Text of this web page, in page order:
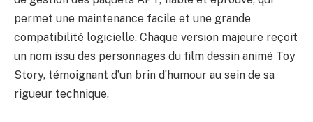
permet une maintenance facile et une grande
compatibilité logicielle. Chaque version majeure reçoit
un nom issu des personnages du film dessin animé Toy
Story, témoignant d’un brin d’humour au sein de sa
rigueur technique.